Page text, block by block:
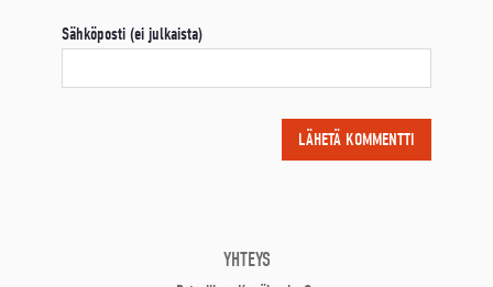
Sähköposti (ei julkaista)
YHTEYS